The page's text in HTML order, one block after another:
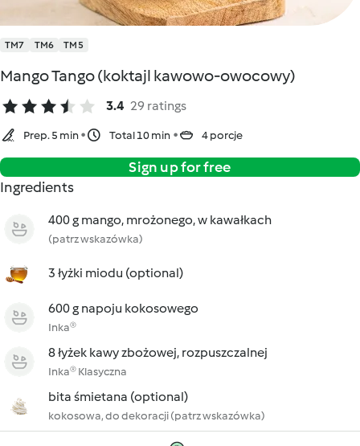
TM7 TM6 TM5
Mango Tango (koktajl kawowo-owocowy)
3.4 29 ratings
Prep. 5 min Total 10 min 4 porcje
Sign up for free
Ingredients
400 g mango, mrożonego, w kawałkach
(patrz wskazówka)
3 łyżki miodu (optional)
600 g napoju kokosowego
Inka®
8 łyżek kawy zbożowej, rozpuszczalnej
Inka® Klasyczna
bita śmietana (optional)
kokosowa, do dekoracji (patrz wskazówka)